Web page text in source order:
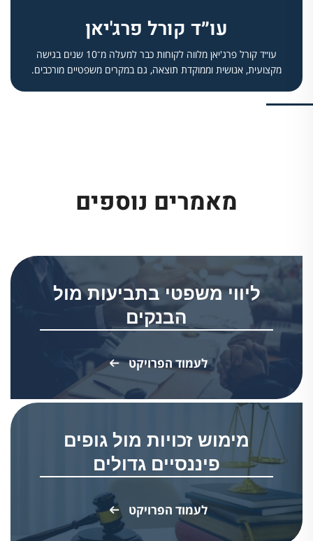
עו״ד קורל פרג'יאן
עו״ד קורל פרג'יאן מלווה לקוחות כבר למעלה מ־10 שנים בגישה
מקצועית, אנושית וממוקדת תוצאה, גם במקרים משפטיים מורכבים.
מאמרים נוספים
ליווי משפטי בתביעות מול
הבנקים
לעמוד הפרויקט
מימוש זכויות מול גופים
פיננסיים גדולים
לעמוד הפרויקט